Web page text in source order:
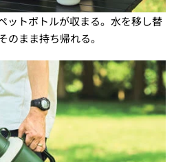
ットボトルが収まる。水を移し替
のまま持ち帰れる。